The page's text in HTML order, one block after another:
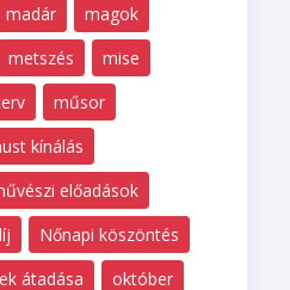
madár
magok
metszés
mise
műsor
kínálás
előadások
Nőnapi köszöntés
átadása
október